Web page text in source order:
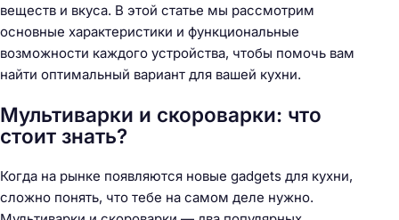
веществ и вкуса. В этой статье мы рассмотрим
основные характеристики и функциональные
возможности каждого устройства, чтобы помочь вам
найти оптимальный вариант для вашей кухни.
Мультиварки и скороварки: что
стоит знать?
Когда на рынке появляются новые gadgets для кухни,
сложно понять, что тебе на самом деле нужно.